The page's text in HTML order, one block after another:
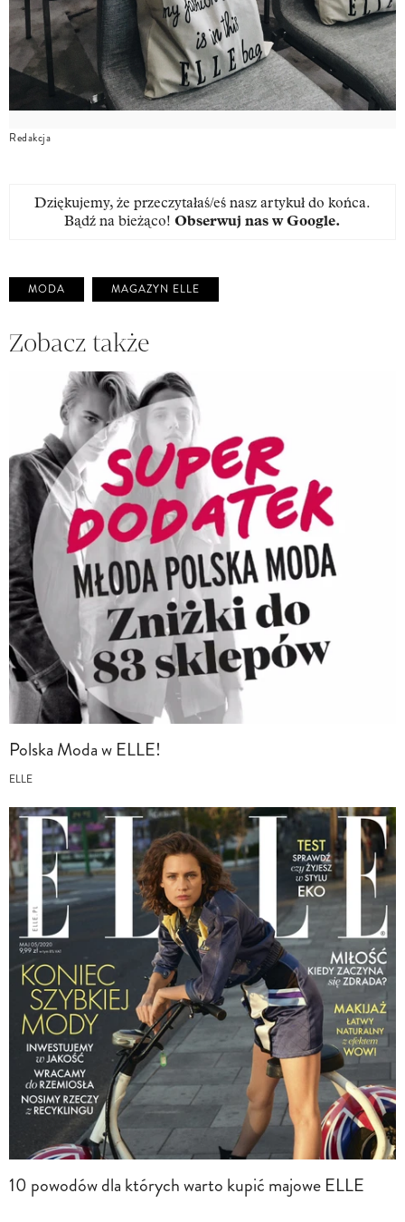
Redakcja
Dziękujemy, że przeczytałaś/eś nasz artykuł do końca.
Bądź na bieżąco! Obserwuj nas w Google.
MODA MAGAZYN ELLE
Zobacz także
Polska Moda w ELLE!
ELLE
10 powodów dla których warto kupić majowe ELLE